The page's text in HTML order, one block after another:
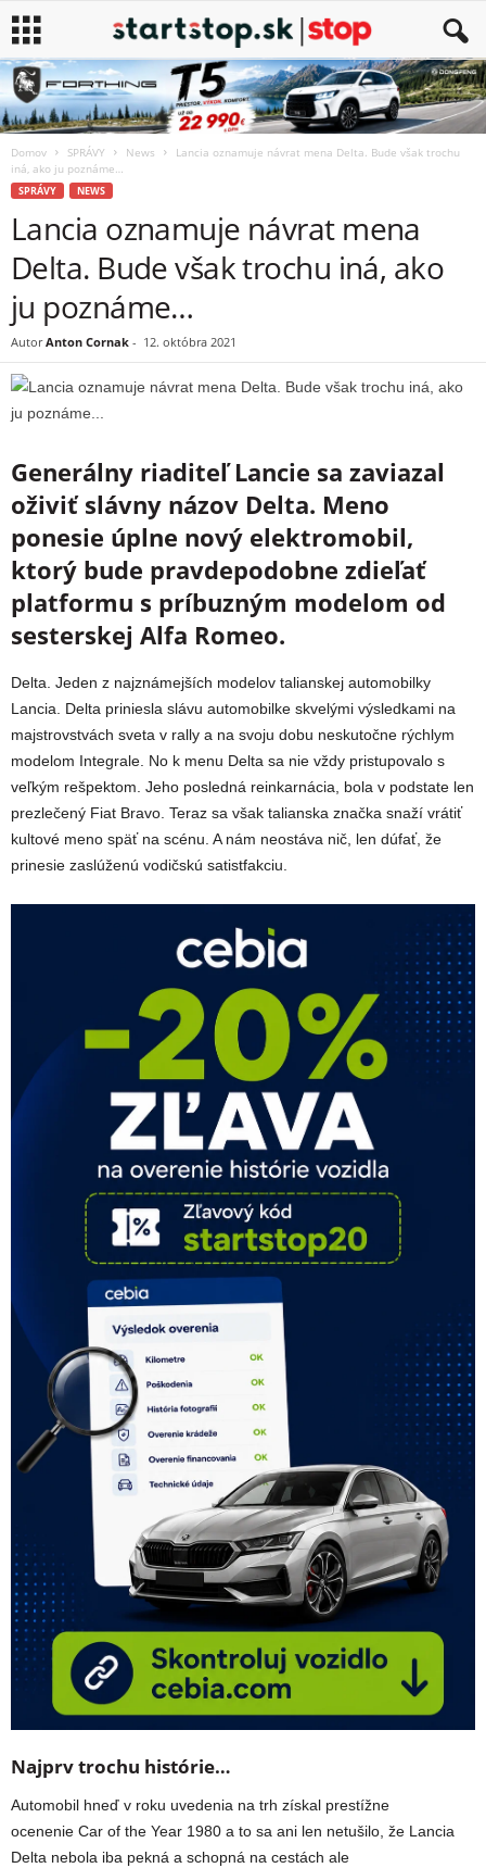
Domov SPRÁVY News
Lancia oznamuje návrat mena Delta. Bude však trochu
iná, ako ju poznáme…
SPRÁVY NEWS
Lancia oznamuje návrat mena
Delta. Bude však trochu iná, ako
ju poznáme…
Autor Anton Cornak - 12. októbra 2021
Generálny riaditeľ Lancie sa zaviazal
oživiť slávny názov Delta. Meno
ponesie úplne nový elektromobil,
ktorý bude pravdepodobne zdieľať
platformu s príbuzným modelom od
sesterskej Alfa Romeo.
Delta. Jeden z najznámejších modelov talianskej automobilky
Lancia. Delta priniesla slávu automobilke skvelými výsledkami na
majstrovstvách sveta v rally a na svoju dobu neskutočne rýchlym
modelom Integrale. No k menu Delta sa nie vždy pristupovalo s
veľkým rešpektom. Jeho posledná reinkarnácia, bola v podstate len
prezlečený Fiat Bravo. Teraz sa však talianska značka snaží vrátiť
kultové meno späť na scénu. A nám neostáva nič, len dúfať, že
prinesie zaslúženú vodičskú satistfakciu.
Najprv trochu histórie…
Automobil hneď v roku uvedenia na trh získal prestížne
ocenenie Car of the Year 1980 a to sa ani len netušilo, že Lancia
Delta nebola iba pekná a schopná na cestách ale